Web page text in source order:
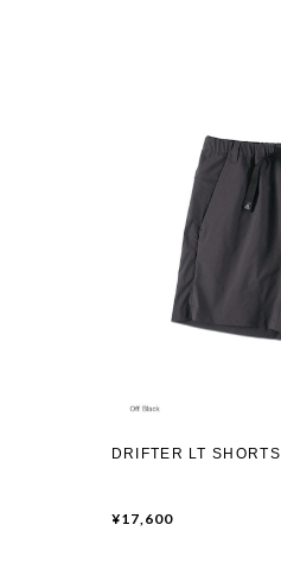
DRIFTER LT SHORTS
¥17,600